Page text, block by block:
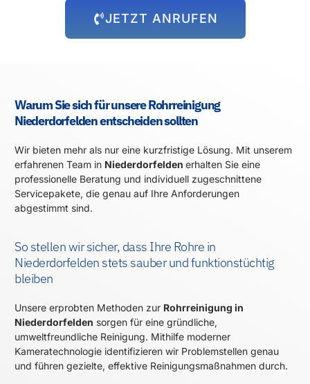
JETZT ANRUFEN
Warum Sie sich für unsere Rohrreinigung
Niederdorfelden entscheiden sollten
Wir bieten mehr als nur eine kurzfristige Lösung. Mit unserem
erfahrenen Team in Niederdorfelden erhalten Sie eine
professionelle Beratung und individuell zugeschnittene
Servicepakete, die genau auf Ihre Anforderungen
abgestimmt sind.
So stellen wir sicher, dass Ihre Rohre in
Niederdorfelden stets sauber und funktionstüchtig
bleiben
Unsere erprobten Methoden zur Rohrreinigung in
Niederdorfelden sorgen für eine gründliche,
umweltfreundliche Reinigung. Mithilfe moderner
Kameratechnologie identifizieren wir Problemstellen genau
und führen gezielte, effektive Reinigungsmaßnahmen durch.